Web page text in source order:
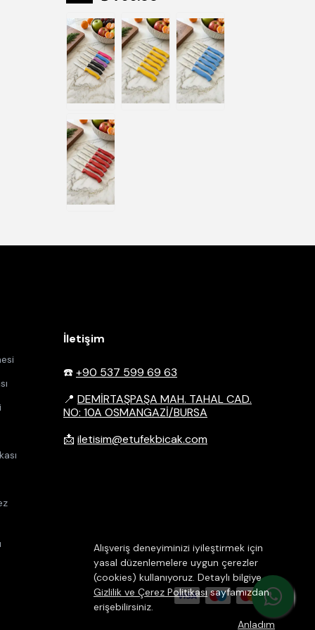
Alışveriş deneyiminizi iyileştirmek için
yasal düzenlemelere uygun çerezler
(cookies) kullanıyoruz. Detaylı bilgiye
Gizlilik ve Çerez Politikası sayfamızdan
erişebilirsiniz.
Anladım
İletişim
☎️+90 537 599 69 63
📍 DEMİRTAŞPAŞA MAH. TAHAL CAD.
NO: 10A OSMANGAZİ/BURSA
📩 iletisim@etufekbicak.com